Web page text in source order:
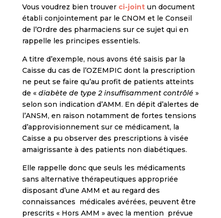
Vous voudrez bien trouver ci-jointun document
établi conjointement par le CNOM et le Conseil
de l’Ordre des pharmaciens sur ce sujet qui en
rappelle les principes essentiels.
A titre d’exemple, nous avons été saisis par la
Caisse du cas de l’OZEMPIC dont la prescription
ne peut se faire qu’au profit de patients atteints
de « diabète de type 2 insuffisamment contrôlé »
selon son indication d’AMM. En dépit d’alertes de
l’ANSM, en raison notamment de fortes tensions
d’approvisionnement sur ce médicament, la
Caisse a pu observer des prescriptions à visée
amaigrissante à des patients non diabétiques.
Elle rappelle donc que seuls les médicaments
sans alternative thérapeutiques appropriée
disposant d’une AMM et au regard des
connaissances médicales avérées, peuvent être
prescrits « Hors AMM » avec la mention prévue